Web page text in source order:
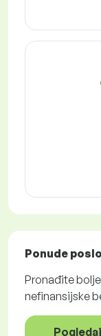
Ponude
Pronađite
nefinansijske